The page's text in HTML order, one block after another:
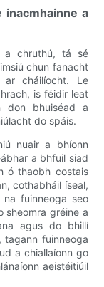
a
a chruthú, tá sé
chun fanacht
cháilíocht. Le
is féidir leat
don bhuiséad a
do spáis.
nuair a bhíonn
a bhfuil siad
ó thaobh costais
cothabháil íseal,
fuinneoga seo
sheomra gréine a
agus do bhillí
tagann fuinneoga
a chiallaíonn go
aeistéitiúil